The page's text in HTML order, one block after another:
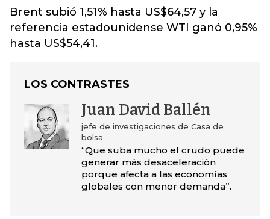
Brent subió 1,51% hasta US$64,57 y la
referencia estadounidense WTI ganó 0,95%
hasta US$54,41.
LOS CONTRASTES
Juan David Ballén
jefe de investigaciones de Casa de
bolsa
“Que suba mucho el crudo puede
generar más desaceleración
porque afecta a las economías
globales con menor demanda”.